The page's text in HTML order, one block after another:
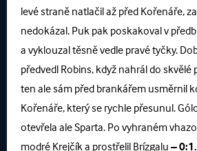
levé straně natlačil až před Kořenáře,
nedokázal. Puk pak poskakoval v
a vyklouzal těsně vedle pravé tyčky.
předvedl Robins, když nahrál do skvělé
ten ale sám před brankářem usměrnil
Kořenáře, který se rychle přesunul.
otevřela ale Sparta. Po vyhraném
modré Krejčík a prostřelil Brízgalu – 0:1.